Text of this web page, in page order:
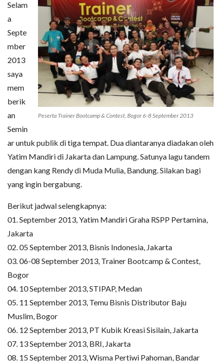
Peserta Trainer Bootcamp & Contest, Bogor 6-8 September 2013
Selam
a
Septe
mber
2013
saya
mem
berik
an
Semin
ar untuk publik di tiga tempat. Dua diantaranya diadakan oleh
Yatim Mandiri di Jakarta dan Lampung. Satunya lagu tandem
dengan kang Rendy di Muda Mulia, Bandung. Silakan bagi
yang ingin bergabung.
Berikut jadwal selengkapnya:
01. September 2013, Yatim Mandiri Graha RSPP Pertamina,
Jakarta
02. 05 September 2013, Bisnis Indonesia, Jakarta
03. 06-08 September 2013, Trainer Bootcamp & Contest,
Bogor
04. 10 September 2013, STIPAP, Medan
05. 11 September 2013, Temu Bisnis Distributor Baju
Muslim, Bogor
06. 12 September 2013, PT Kubik Kreasi Sisilain, Jakarta
07. 13 September 2013, BRI, Jakarta
08. 15 September 2013, Wisma Pertiwi Pahoman, Bandar